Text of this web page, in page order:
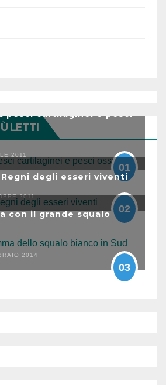
LETTI
pesci cartilaginei e pesci
2011
01
degli esseri viventi
2011
02
con il grande squalo
2014
03